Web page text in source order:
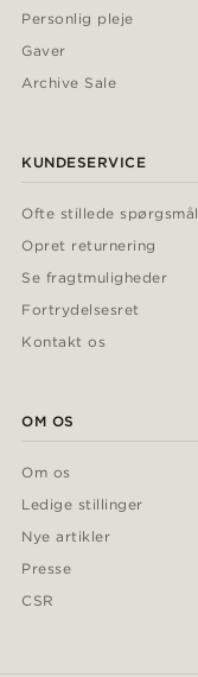
Personlig pleje
Gaver
Archive Sale
KUNDESERVICE
Ofte stillede spørgsmål
Opret returnering
Se fragtmuligheder
Fortrydelsesret
Kontakt os
OM OS
Om os
Ledige stillinger
Nye artikler
Presse
CSR